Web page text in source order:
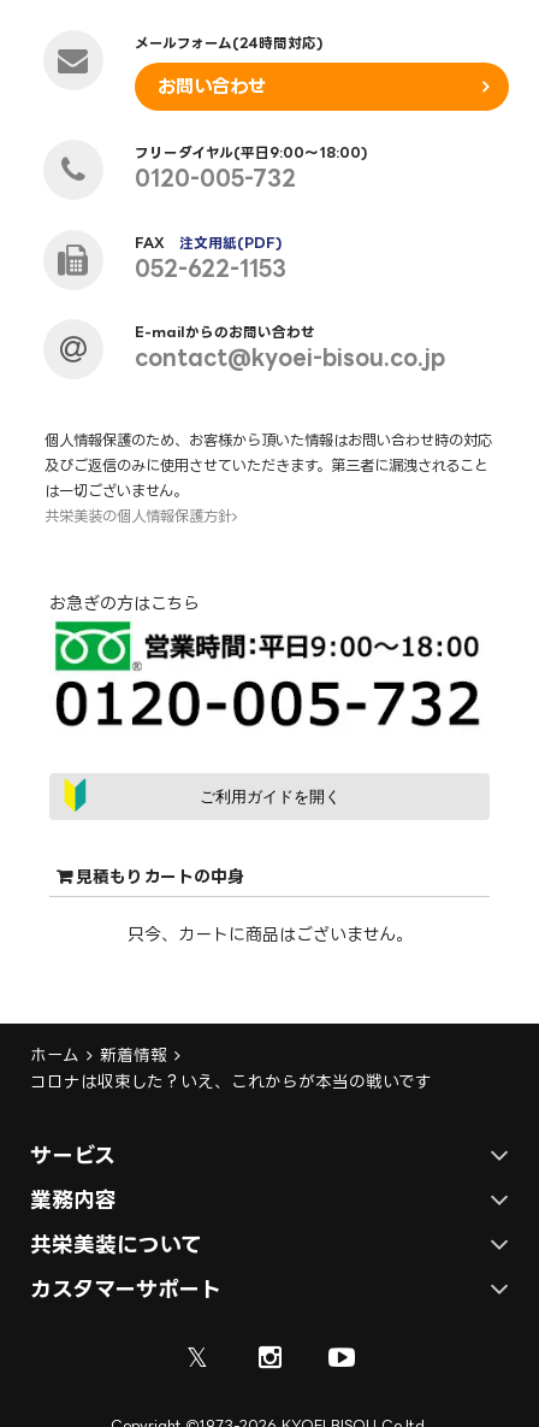
メールフォーム(24時間対応)
お問い合わせ
フリーダイヤル(平日9:00～18:00)
0120-005-732
FAX注文用紙(PDF)
052-622-1153
E-mailからのお問い合わせ
contact@kyoei-bisou.co.jp
個人情報保護のため、お客様から頂いた情報はお問い合わせ時の対応
及びご返信のみに使用させていただきます。第三者に漏洩されること
は一切ございません。
共栄美装の個人情報保護方針
お急ぎの方はこちら
ご利用ガイドを開く
見積もりカートの中身
只今、カートに商品はございません。
ホーム
新着情報
コロナは収束した？いえ、これからが本当の戦いです
サービス
ステージ施工プラン
テント施工プラン
展示会ブース制作
業務内容
各種イベントの総合サービス
展示会ブース装飾・デザイン
ディスプレイ・サイン制作
共栄美装について
会社概要
カスタマーサポート
𝕏